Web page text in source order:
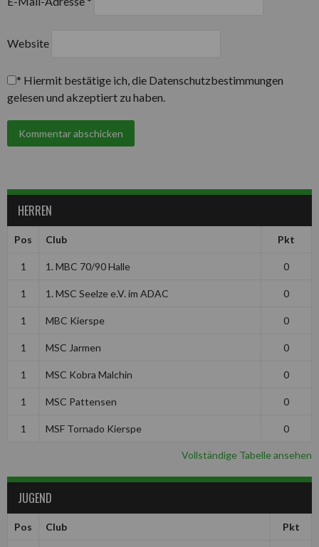
Website
* Hiermit bestätige ich, die Datenschutzbestimmungen
gelesen und akzeptiert zu haben.
HERREN
Pos Club Pkt
1 1. MBC 70/90 Halle 0
1 1. MSC Seelze e.V. im ADAC 0
1 MBC Kierspe 0
1 MSC Jarmen 0
1 MSC Kobra Malchin 0
1 MSC Pattensen 0
1 MSF Tornado Kierspe 0
Vollständige Tabelle ansehen
JUGEND
Pos Club Pkt